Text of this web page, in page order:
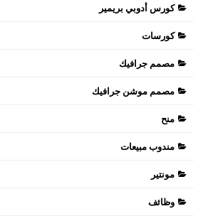
كورس أدوبي بريمير
كورسات
مصمم جرافيك
مصمم موشن جرافيك
منح
مندوب مبيعات
مونتير
وظائف